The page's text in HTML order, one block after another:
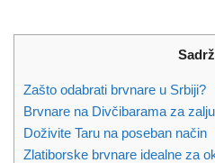
Zašto odabrati brvnare u Srbiji?
Brvnare na Divčibarama za
Doživite Taru na poseban način
Zlatiborske brvnare idealne za